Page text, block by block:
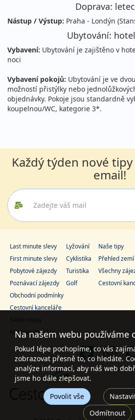
Doprava:
Nástup / Výstup: Praha - Londýn
Ubytování:
Vybavení: Ubytování je zajištěno v
noci
Vybavení pokojů: Ubytování je ve
možností přistýlky nebo
objednávky. Pokoje jsou standardně
koupelnou/WC, kategorie 3*.
Každý týden nové
email!
Last minute slevy
First minute slevy
Pobytové zájezdy
Poznávací zájezdy
Lyžování
Cyklistika
Turistika
Golf
Naše tipy
Přehled zemí
Všechny
Cestovní
Obchodní podmínky
Cestovní kanceláře
Slepé mapy
Kontaktujte nás
Na našem webu používáme
Pokud lépe pochopíme, co vás
zobrazovat přesně to, co hledáte.
analýze informací, aby náš web
jsme ho dále zlepšovat.
Povolit vše
Odmítnout